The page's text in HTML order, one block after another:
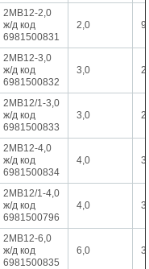
2МВ12-2,0
ж/д код
6981500831
2,0
2МВ12-3,0
ж/д код
6981500832
3,0
2МВ12/1-3,0
ж/д код
6981500833
3,0
2МВ12-4,0
ж/д код
6981500834
4,0
2МВ12/1-4,0
ж/д код
6981500796
4,0
2МВ12-6,0
ж/д код
6981500835
6,0